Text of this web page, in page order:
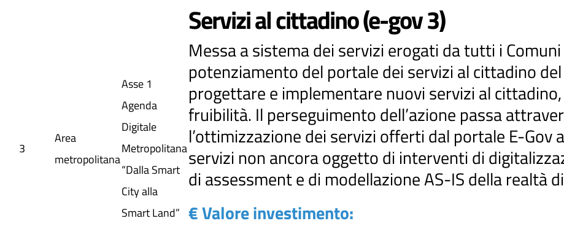
3
Area
metropolitana
Asse 1
Agenda
Digitale
Metropolitana
“Dalla Smart
City alla
Smart Land”
Servizi al cittadino (e-gov 3)
Messa a sistema dei servizi erogati da tutti i
potenziamento del portale dei servizi al cittadino
progettare e implementare nuovi servizi al
fruibilità. Il perseguimento dell’azione passa
l’ottimizzazione dei servizi offerti dal portale E-Gov
servizi non ancora oggetto di interventi di
di assessment e di modellazione AS-IS della realtà
€ Valore investimento: